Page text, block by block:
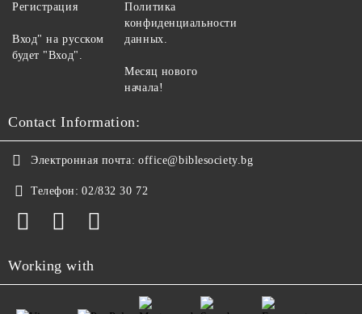
Регистрация
Вход" на русском
будет "Вход".
Политика
конфиденциальности
данных.
Месяц нового
начала!
Contact Information:
Электронная почта: office@biblesociety.bg
Телефон: 02/832 30 72
Working with